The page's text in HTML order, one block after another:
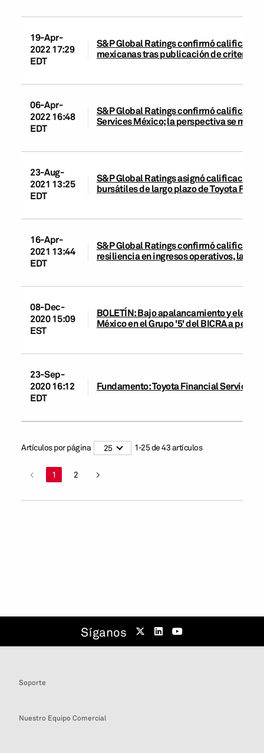
19-Apr-
2022 17:29
EDT
S&P Global Ratings confirmó
mexicanas tras publicación de criterios
06-Apr-
2022 16:48
EDT
S&P Global Ratings confirmó
Services México; la perspectiva se
23-Aug-
2021 13:25
EDT
S&P Global Ratings asignó calificación
bursátiles de largo plazo de Toyota
16-Apr-
2021 13:44
EDT
S&P Global Ratings confirmó
resiliencia en ingresos operativos, la
08-Dec-
2020 15:09
EST
BOLETÍN: Bajo apalancamiento y
México en el Grupo '5' del BICRA a
23-Sep-
2020 16:12
EDT
Fundamento: Toyota Financial Services
Artículos por página 25 1-25de43artículos
< 1 2 >
Síganos
Soporte
Nuestro Equipo Comercial